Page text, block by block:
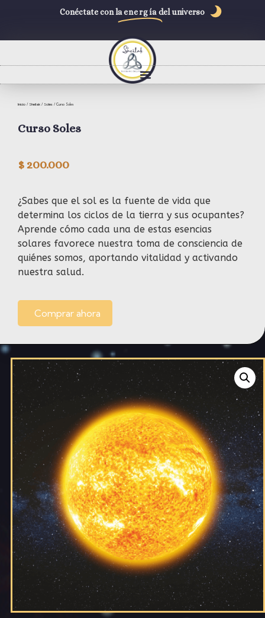
Conéctate con la energía del universo
Inicio / Sheilak / Soles / Curso Soles
Curso Soles
$200.000
¿Sabes que el sol es la fuente de vida que
determina los ciclos de la tierra y sus ocupantes?
Aprende cómo cada una de estas esencias
solares favorece nuestra toma de consciencia de
quiénes somos, aportando vitalidad y activando
nuestra salud.
Comprar ahora